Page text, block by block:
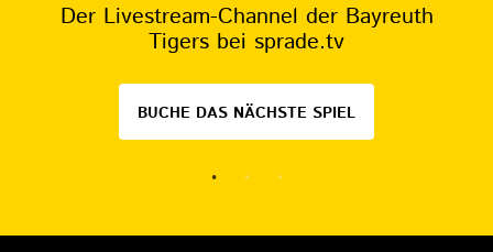
Der Livestream-Channel der Bayreuth
Tigers bei sprade.tv
BUCHE DAS NÄCHSTE SPIEL